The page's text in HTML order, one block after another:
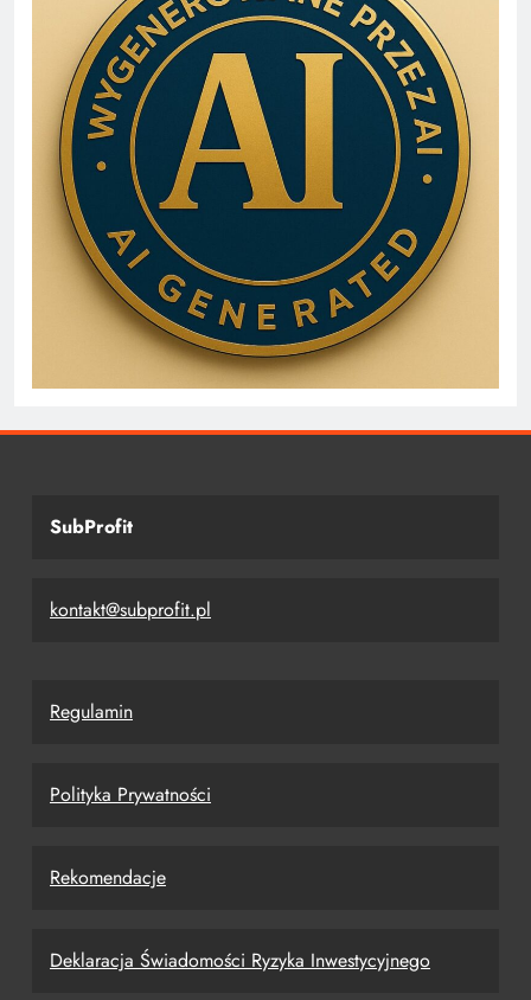
SubProfit
kontakt@subprofit.pl
Regulamin
Polityka Prywatności
Rekomendacje
Deklaracja Świadomości Ryzyka Inwestycyjnego